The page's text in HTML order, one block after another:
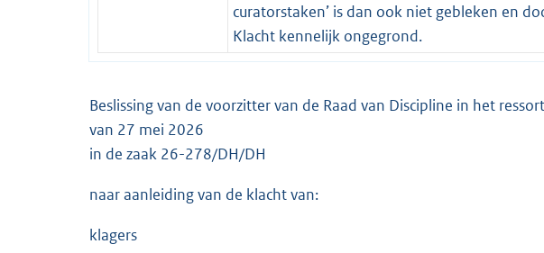
curatorstaken’ is dan ook niet gebleken en
Klacht kennelijk ongegrond.
Beslissing van de voorzitter van de Raad van Discipline in het
van 27 mei 2026
in de zaak 26-278/DH/DH
naar aanleiding van de klacht van:
klagers